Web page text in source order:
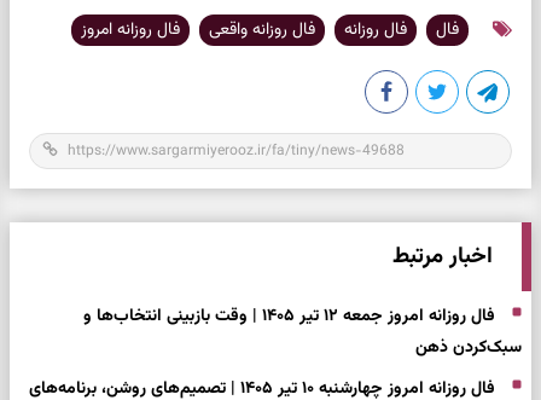
فال فال روزانه فال روزانه واقعی فال روزانه امروز
اخبار مرتبط
فال روزانه امروز جمعه ۱۲ تیر ۱۴۰۵ | وقت بازبینی انتخاب‌ها و
سبک‌کردن ذهن
فال روزانه امروز چهارشنبه ۱۰ تیر ۱۴۰۵ | تصمیم‌های روشن، برنامه‌های